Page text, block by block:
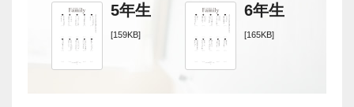
5年生
[159KB]
6年生
[165KB]